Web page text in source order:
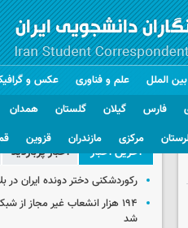
بین الملل علم و فناوری عکس و
فارس گیلان گلستان همدان
مرکزی مازندران قزوین
آخرین اخبار اخبار پربازدید
رکوردشکنی دختر دونده ایران در
۱۹۴ هزار انشعاب غیر مجاز از
شد